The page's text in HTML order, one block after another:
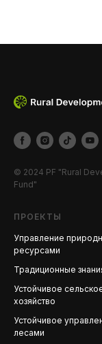
© 2024 PF "Rural
Fund"
ПРОЕКТЫ
Управление
ресурсами
Традиционные
Устойчивое
хозяйство
Устойчивое
лесами